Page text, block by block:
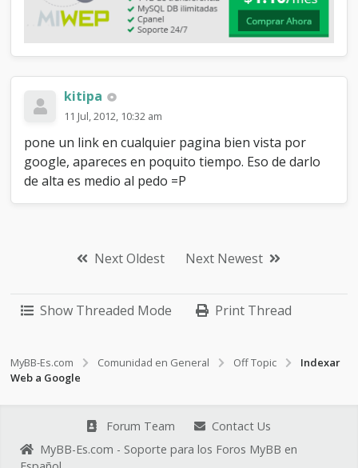
kitipa
11 Jul, 2012, 10:32 am
pone un link en cualquier pagina bien vista por
google, apareces en poquito tiempo. Eso de darlo
de alta es medio al pedo =P
Next Oldest Next Newest
Show Threaded Mode Print Thread
MyBB-Es.com Comunidad en General Off Topic
Indexar
Web a Google
Forum Team
Contact Us
MyBB-Es.com - Soporte para los Foros MyBB en